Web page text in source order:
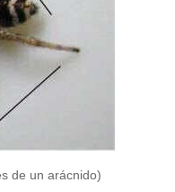
de un arácnido)